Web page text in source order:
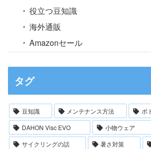
役立つ豆知識
海外通販
Amazonセール
タグ
豆知識 メンテナンス方法
ボ
DAHON Visc EVO
小物ウェア
サイクリングの話
暑さ対策